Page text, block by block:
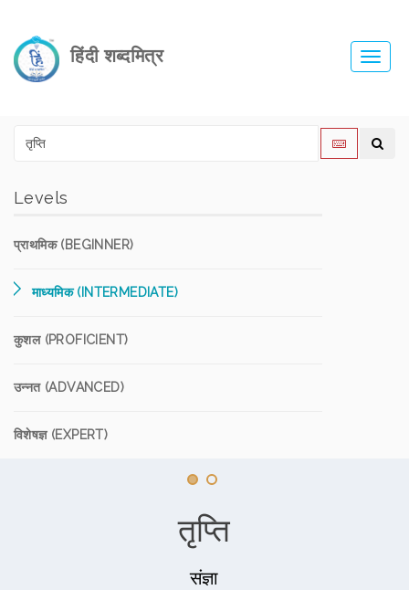
हिंदी शब्दमित्र
Levels
प्राथमिक (BEGINNER)
माध्यमिक (INTERMEDIATE)
कुशल (PROFICIENT)
उन्नत (ADVANCED)
विशेषज्ञ (EXPERT)
तृप्ति
संज्ञा